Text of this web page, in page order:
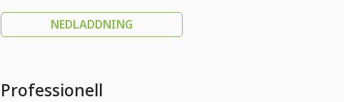
NEDLADDNING
Professionell